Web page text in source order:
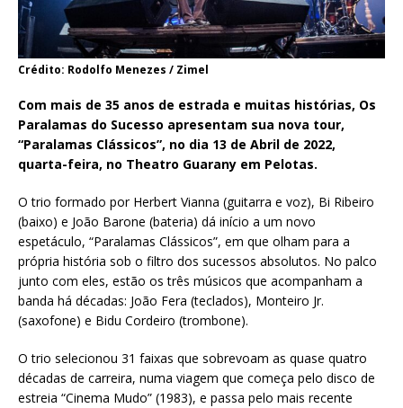
Crédito: Rodolfo Menezes / Zimel
Com mais de 35 anos de estrada e muitas histórias, Os
Paralamas do Sucesso apresentam sua nova tour,
“Paralamas Clássicos”, no dia 13 de Abril de 2022,
quarta-feira, no Theatro Guarany em Pelotas.
O trio formado por Herbert Vianna (guitarra e voz), Bi Ribeiro
(baixo) e João Barone (bateria) dá início a um novo
espetáculo, “Paralamas Clássicos”, em que olham para a
própria história sob o filtro dos sucessos absolutos. No palco
junto com eles, estão os três músicos que acompanham a
banda há décadas: João Fera (teclados), Monteiro Jr.
(saxofone) e Bidu Cordeiro (trombone).
O trio selecionou 31 faixas que sobrevoam as quase quatro
décadas de carreira, numa viagem que começa pelo disco de
estreia “Cinema Mudo” (1983), e passa pelo mais recente